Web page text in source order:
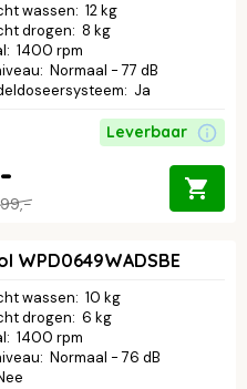
wassen: 12 kg
drogen: 8 kg
: 1400 rpm
: Normaal - 77 dB
: Ja
Leverbaar
WPD0649WADSBE
wassen: 10 kg
drogen: 6 kg
: 1400 rpm
: Normaal - 76 dB